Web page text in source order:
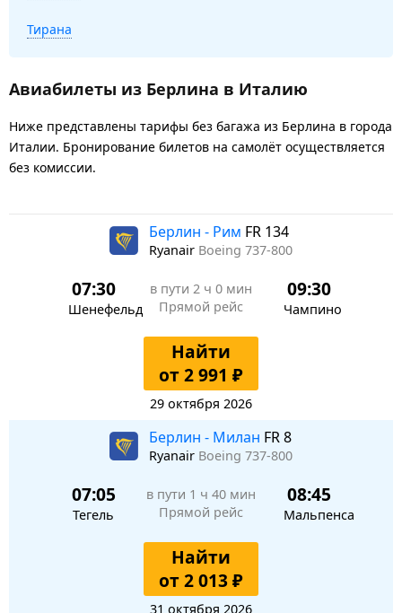
Тирана
Авиабилеты из Берлина в Италию
Ниже представлены тарифы без багажа из Берлина в города
Италии. Бронирование билетов на самолёт осуществляется
без комиссии.
Берлин - Рим FR 134
Ryanair Boeing 737-800
07:30
Шенефельд
в пути 2 ч 0 мин
Прямой рейс
09:30
Чампино
Найти
от 2 991 ₽
29 октября 2026
Берлин - Милан FR 8
Ryanair Boeing 737-800
07:05
Тегель
в пути 1 ч 40 мин
Прямой рейс
08:45
Мальпенса
Найти
от 2 013 ₽
31 октября 2026